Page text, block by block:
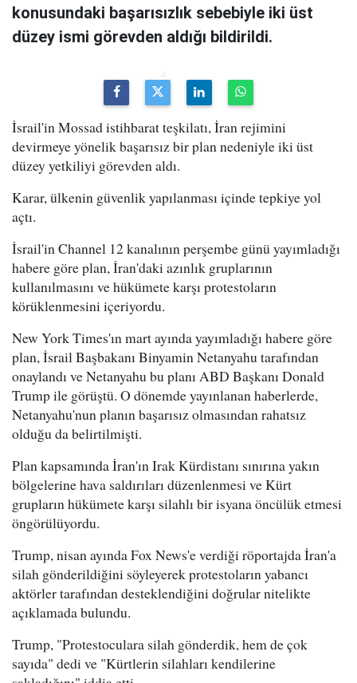
konusundaki başarısızlık sebebiyle iki üst
düzey ismi görevden aldığı bildirildi.
İsrail'in Mossad istihbarat teşkilatı, İran rejimini
devirmeye yönelik başarısız bir plan nedeniyle iki üst
düzey yetkiliyi görevden aldı.
Karar, ülkenin güvenlik yapılanması içinde tepkiye yol
açtı.
İsrail'in Channel 12 kanalının perşembe günü yayımladığı
habere göre plan, İran'daki azınlık gruplarının
kullanılmasını ve hükümete karşı protestoların
körüklenmesini içeriyordu.
New York Times'ın mart ayında yayımladığı habere göre
plan, İsrail Başbakanı Binyamin Netanyahu tarafından
onaylandı ve Netanyahu bu planı ABD Başkanı Donald
Trump ile görüştü. O dönemde yayınlanan haberlerde,
Netanyahu'nun planın başarısız olmasından rahatsız
olduğu da belirtilmişti.
Plan kapsamında İran'ın Irak Kürdistanı sınırına yakın
bölgelerine hava saldırıları düzenlenmesi ve Kürt
grupların hükümete karşı silahlı bir isyana öncülük etmesi
öngörülüyordu.
Trump, nisan ayında Fox News'e verdiği röportajda İran'a
silah gönderildiğini söyleyerek protestoların yabancı
aktörler tarafından desteklendiğini doğrular nitelikte
açıklamada bulundu.
Trump, "Protestoculara silah gönderdik, hem de çok
sayıda" dedi ve "Kürtlerin silahları kendilerine